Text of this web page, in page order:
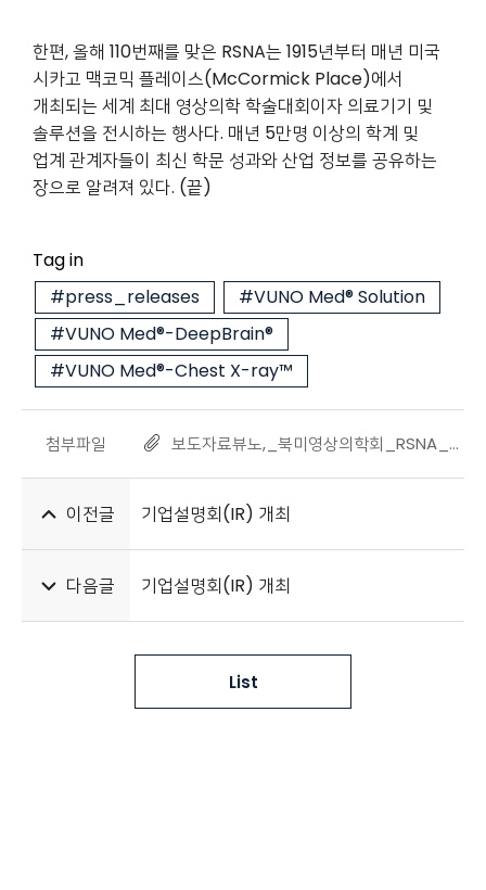
한편, 올해 110번째를 맞은 RSNA는 1915년부터 매년 미국
시카고 맥코믹 플레이스(McCormick Place)에서
개최되는 세계 최대 영상의학 학술대회이자 의료기기 및
솔루션을 전시하는 행사다. 매년 5만명 이상의 학계 및
업계 관계자들이 최신 학문 성과와 산업 정보를 공유하는
장으로 알려져 있다. (끝)
Tag in
#press_releases
#VUNO Med® Solution
#VUNO Med®-DeepBrain®
#VUNO Med®-Chest X-ray™
첨부파일 보도자료뷰노,_북미영상의학회_RSNA_2024_참가__20241128.pdf
이전글 기업설명회(IR) 개최
다음글 기업설명회(IR) 개최
List